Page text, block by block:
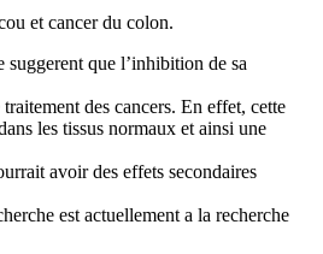
et cancer du colon.
suggerent que l’inhibition de sa
des cancers. En effet, cette
les tissus normaux et ainsi une
avoir des effets secondaires
est actuellement a la recherche